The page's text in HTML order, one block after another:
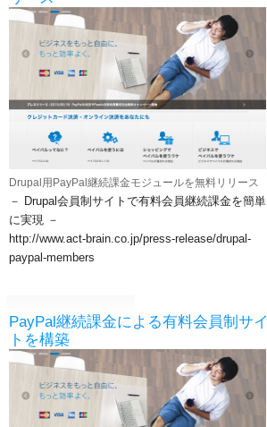
Drupal用PayPal継続課金モジュールを無料リリース
－ Drupal会員制サイトで有料会員継続課金を簡単
に実現 －
​http://www.act-brain.co.jp/press-release/drupal-
paypal-members
PayPal継続課金による有料会員制サイ
トを構築